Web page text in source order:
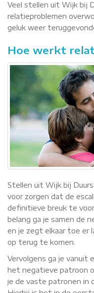
Veel stellen uit Wijk bij
relatieproblemen
geluk weer
Hoe werkt
Stellen uit Wijk bij
voor zorgen dat de
definitieve breuk te
belang ga je samen de
en je zegt elkaar toe er
op terug te komen.
Vervolgens ga je vanuit
het negatieve patroon
je de vaste patronen in